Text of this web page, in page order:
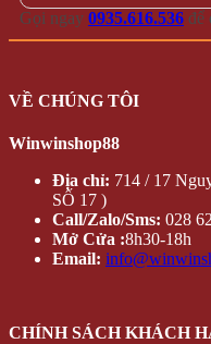
Gọi ngay 0935.616.536 để
VỀ CHÚNG TÔI
Winwinshop88
Địa chỉ: 714 / 17
SỐ 17 )
Call/Zalo/Sms: 028
Mở Cửa :8h30-18h
Email:
CHÍNH SÁCH KHÁCH